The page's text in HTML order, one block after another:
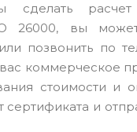
сделать расчет
26000, вы
позвонить по
коммерческое
стоимости и
сертификата и